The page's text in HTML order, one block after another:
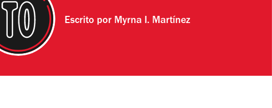
Escrito por Myrna I. Martínez